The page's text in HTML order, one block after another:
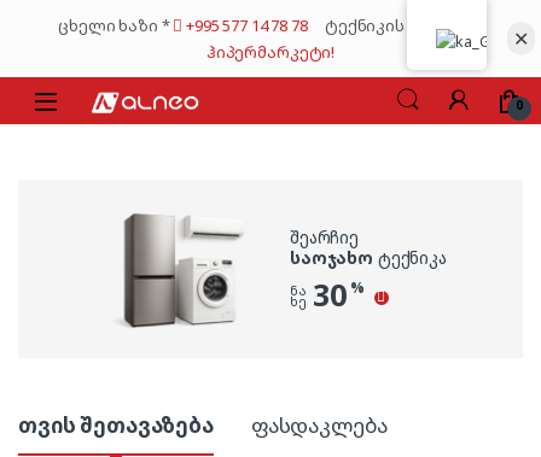
ცხელი ხაზი * +995 577 14 78 78
ტექნიკის მსხვილი
ჰიპერმარკეტი!
✕
0
ᲨᲔᲐᲠᲩᲘᲔ
ᲡᲐᲝᲯᲐᲮᲝ ᲢᲔᲥᲜᲘᲙᲐ
ᲜᲐ
ᲮᲔ 30 %
Product Carousel Tabs
თვის შეთავაზება
ფასდაკლება